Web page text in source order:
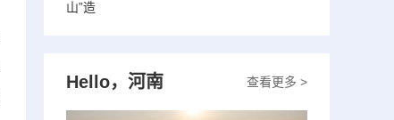
山”造
查看更多 >
Hello，河南